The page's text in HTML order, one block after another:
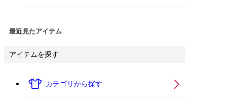
最近見たアイテム
アイテムを探す
カテゴリから探す